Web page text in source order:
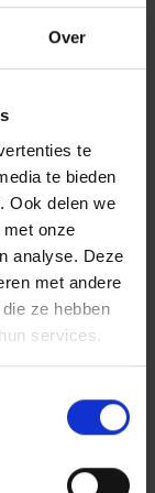
Over
te
te bieden
Ook delen we
onze
analyse. Deze
met andere
ze hebben
services.
en